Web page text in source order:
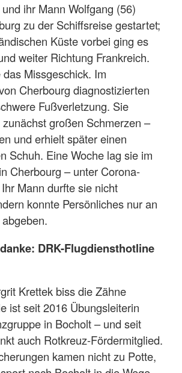
ihr Mann Wolfgang (56)
zu der Schiffsreise gestartet;
Küste vorbei ging es
weiter Richtung Frankreich.
Missgeschick. Im
Cherbourg diagnostizierten
Fußverletzung. Sie
großen Schmerzen –
und erhielt später einen
Schuh. Eine Woche lag sie im
Cherbourg – unter Corona-
Mann durfte sie nicht
konnte Persönliches nur an
DRK-Flugdiensthotline
Krettek biss die Zähne
ist seit 2016 Übungsleiterin
in Bocholt – und seit
auch Rotkreuz-Fördermitglied.
kamen nicht zu Potte,